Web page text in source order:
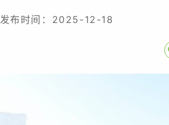
发布时间：2025-12-18